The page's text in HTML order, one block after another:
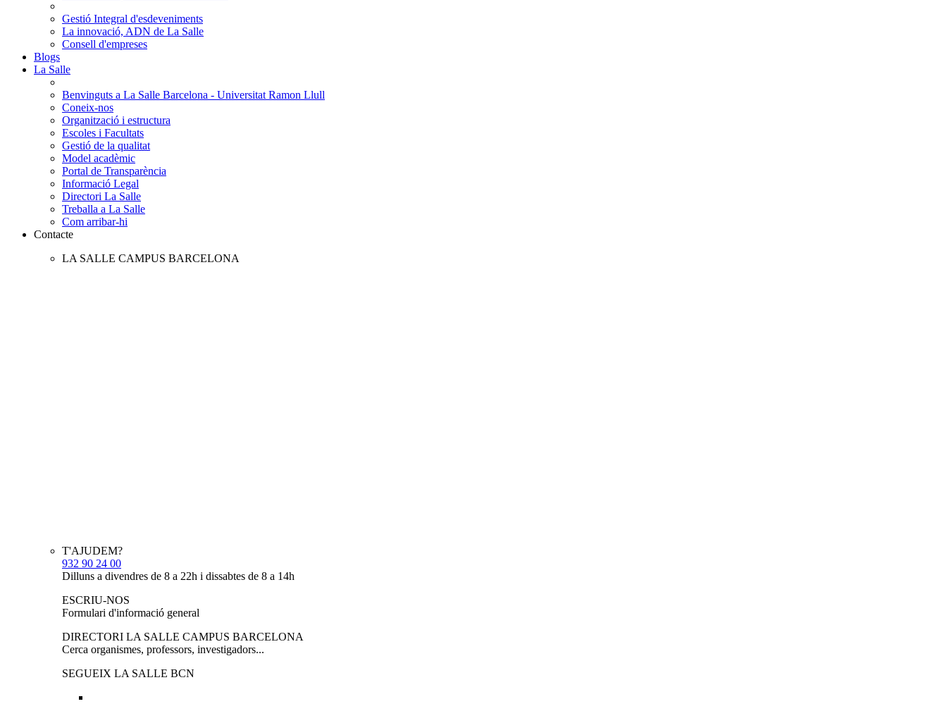
Gestió Integral d'esdeveniments
La innovació, ADN de La Salle
Consell d'empreses
Blogs
La Salle
Benvinguts a La Salle Barcelona - Universitat Ramon Llull
Coneix-nos
Organització i estructura
Escoles i Facultats
Gestió de la qualitat
Model acadèmic
Portal de Transparència
Informació Legal
Directori La Salle
Treballa a La Salle
Com arribar-hi
Contacte
LA SALLE CAMPUS BARCELONA
T'AJUDEM?
932 90 24 00
Dilluns a divendres de 8 a 22h i dissabtes de 8 a 14h
ESCRIU-NOS
Formulari d'informació general
DIRECTORI LA SALLE CAMPUS BARCELONA
Cerca organismes, professors, investigadors...
SEGUEIX LA SALLE BCN